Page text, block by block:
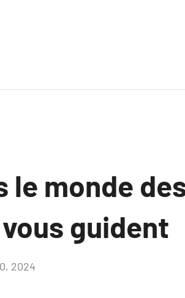
le monde
guident
2024